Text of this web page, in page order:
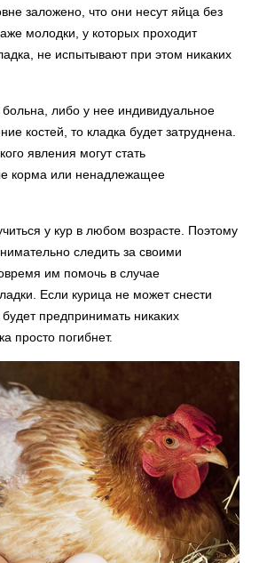
заложено, что они несут яйца без
молодки, у которых проходит
не испытывают при этом никаких
либо у нее индивидуальное
костей, то кладка будет затруднена.
явления могут стать
корма или ненадлежащее
у кур в любом возрасте. Поэтому
следить за своими
им помочь в случае
Если курица не может снести
предпринимать никаких
просто погибнет.